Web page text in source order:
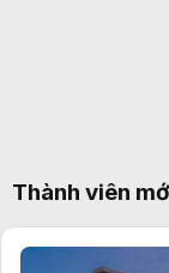
Thành viên